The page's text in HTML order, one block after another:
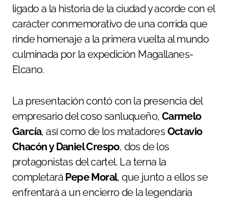
ligado a la historia de la ciudad y acorde con el
carácter conmemorativo de una corrida que
rinde homenaje a la primera vuelta al mundo
culminada por la expedición Magallanes-
Elcano.
La presentación contó con la presencia del
empresario del coso sanluqueño, Carmelo
García, así como de los matadores Octavio
Chacón y Daniel Crespo, dos de los
protagonistas del cartel. La terna la
completará Pepe Moral, que junto a ellos se
enfrentará a un encierro de la legendaria